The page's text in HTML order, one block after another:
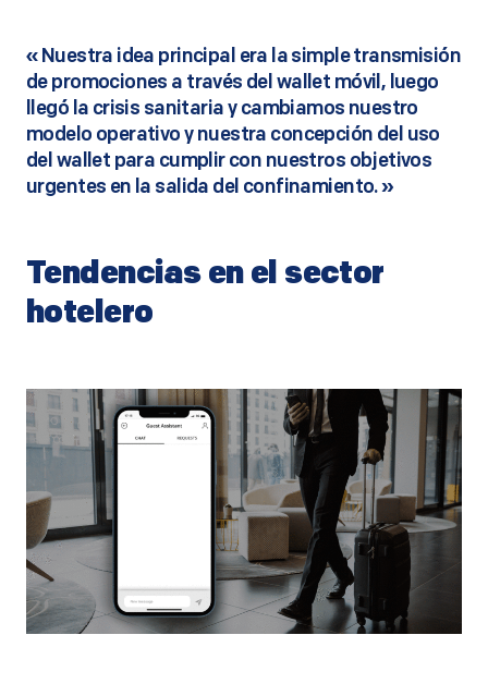
« Nuestra idea principal era la simple transmisión
de promociones a través del wallet móvil, luego
llegó la crisis sanitaria y cambiamos nuestro
modelo operativo y nuestra concepción del uso
del wallet para cumplir con nuestros objetivos
urgentes en la salida del confinamiento. »
Tendencias en el sector
hotelero